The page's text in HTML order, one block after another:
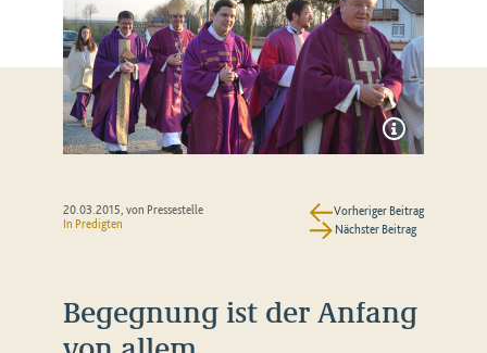
20.03.2015, von Pressestelle
In Predigten
Vorheriger Beitrag
Nächster Beitrag
Begegnung ist der Anfang